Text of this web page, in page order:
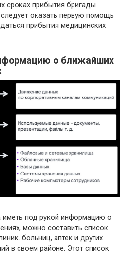
сроках прибытия бригады
оказать первую помощь
прибытия медицинских
о ближайших
иметь под рукой информацию о
можно составить список
больниц, аптек и других
в своем районе. Этот список